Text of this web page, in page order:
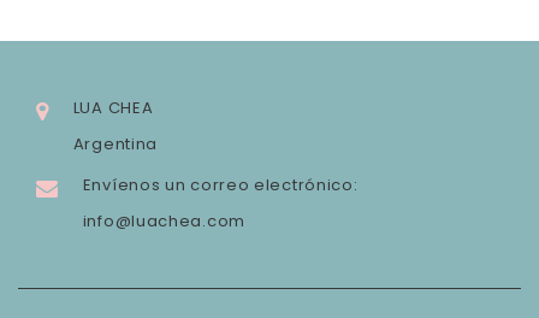
LUA CHEA
Argentina
Envíenos un correo electrónico:
info@luachea.com